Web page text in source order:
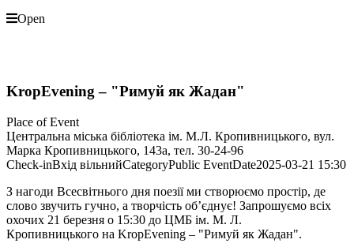
Open
KropEvening – "Римуй як Жадан"
Place of Event
Центральна міська бібліотека ім. М.Л. Кропивницького, вул.
Марка Кропивницького, 143а, тел. 30-24-96
Check-inВхід вільнийCategoryPublic EventDate2025-03-21 15:30
З нагоди Всесвітнього дня поезії ми створюємо простір, де
слово звучить гучно, а творчість об’єднує! Запрошуємо всіх
охочих 21 березня о 15:30 до ЦМБ ім. М. Л.
Кропивницького на KropEvening – "Римуй як Жадан".